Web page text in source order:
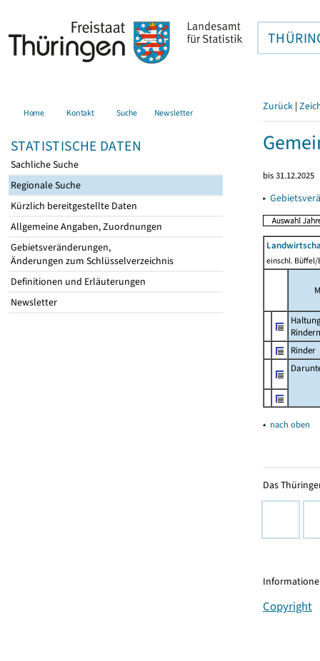
Home Kontakt Suche Newsletter
STATISTISCHE DATEN
Sachliche Suche
Regionale Suche
Kürzlich bereitgestellte Daten
Allgemeine Angaben, Zuordnungen
Gebietsveränderungen,
Änderungen zum Schlüsselverzeichnis
Definitionen und Erläuterungen
Newsletter
Zurück |
bis 31.12.2025
▸
einschl. Büffel/
Rindern
Rinder
▴ nach oben
Das
Copyright